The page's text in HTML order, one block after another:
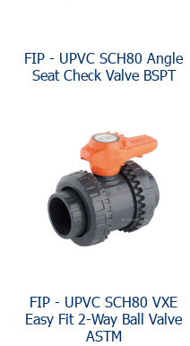
FIP - UPVC SCH80 Angle
Seat Check Valve BSPT
FIP - UPVC SCH80 VXE
Easy Fit 2-Way Ball Valve
ASTM